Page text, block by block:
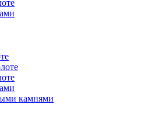
камнями